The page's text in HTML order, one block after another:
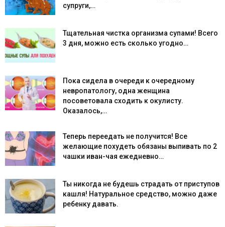
супруги,…
Тщательная чистка организма супами! Всего
3 дня, можно есть сколько угодно…
Пока сидела в очереди к очередному
невропатологу, одна женщина
посоветовала сходить к окулисту.
Оказалось,…
Теперь переедать не получится! Все
желающие похудеть обязаны выпивать по 2
чашки иван-чая ежедневно…
Ты никогда не будешь страдать от приступов
кашля! Натуральное средство, можно даже
ребенку давать.